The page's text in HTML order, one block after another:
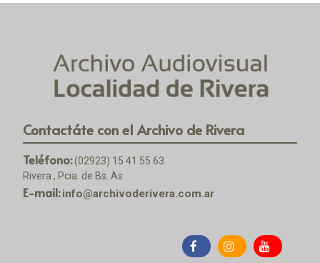
Contactáte con el Archivo de Rivera
Teléfono:(02923) 15 41 55 63
Rivera , Pcia. de Bs. As
E-mail: info@archivoderivera.com.ar